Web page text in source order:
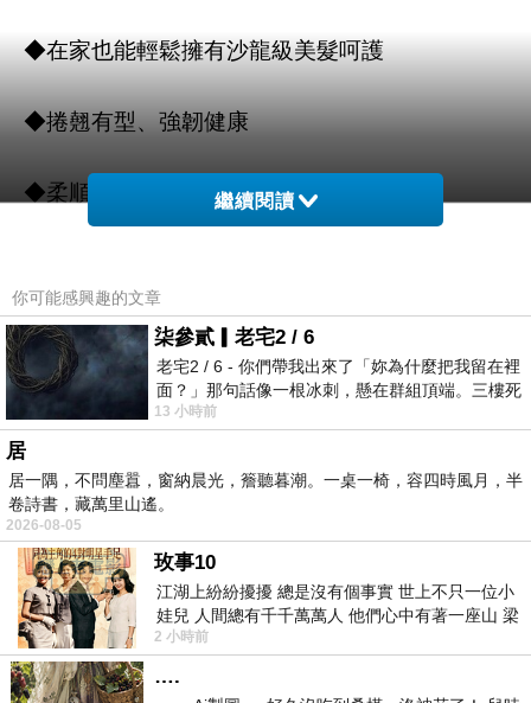
◆在家也能輕鬆擁有沙龍級美髮呵護
◆捲翹有型、強韌健康
◆柔順蓬鬆
取適量均勻塗抹於濕髮上，按摩沖洗乾淨。
注意事項
(1)請置於幼兒無法取得處。
(2)若不慎進入眼睛，請立即用清水沖洗。
繼續閱讀
你可能感興趣的文章
柒參貳▎老宅2 / 6
老宅2 / 6 - 你們帶我出來了「妳為什麼把我留在裡
面？」那句話像一根冰刺，懸在群組頂端。三樓死
死盯著照片裡的人。那個人確實站在
13 小時前
居
居一隅，不問塵囂，窗納晨光，簷聽暮潮。一桌一椅，容四時風月，半
卷詩書，藏萬里山遙。
2026-08-05
玫事10
江湖上紛紛擾擾 總是沒有個事實 世上不只一位小
娃兒 人間總有千千萬萬人 他們心中有著一座山 梁
山佛山泰華衡恆嵩 一山之高
2 小時前
….